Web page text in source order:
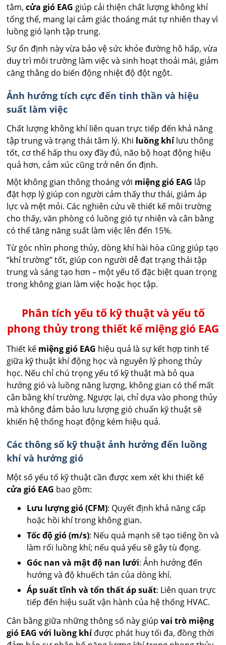
tâm,cửa gió EAG giúp cải thiện chất lượng không khí
tổng thể, mang lại cảm giác thoáng mát tự nhiên thay vì
luồng gió lạnh tập trung.
Sự ổn định này vừa bảo vệ sức khỏe đường hô hấp, vừa
duy trì môi trường làm việc và sinh hoạt thoải mái, giảm
căng thẳng do biến động nhiệt độ đột ngột.
Ảnh hưởng tích cực đến tinh thần và hiệu
suất làm việc
Chất lượng không khí liên quan trực tiếp đến khả năng
tập trung và trạng thái tâm lý. Khi luồng khílưu thông
tốt, cơ thể hấp thu oxy đầy đủ, não bộ hoạt động hiệu
quả hơn, cảm xúc cũng trở nên ổn định.
Một không gian thông thoáng với miệng gió EAG lắp
đặt hợp lý giúp con người cảm thấy thư thái, giảm áp
lực và mệt mỏi. Các nghiên cứu về thiết kế môi trường
cho thấy, văn phòng có luồng gió tự nhiên và cân bằng
có thể tăng năng suất làm việc lên đến 15%.
Từ góc nhìn phong thủy, dòng khí hài hòa cũng giúp tạo
“khí trường” tốt, giúp con người dễ đạt trạng thái tập
trung và sáng tạo hơn – một yếu tố đặc biệt quan trọng
trong không gian làm việc hoặc học tập.
Phân tích yếu tố kỹ thuật và yếu tố
phong thủy trong thiết kế miệng gió EAG
Thiết kế miệng gió EAG hiệu quả là sự kết hợp tinh tế
giữa kỹ thuật khí động học và nguyên lý phong thủy
học. Nếu chỉ chú trọng yếu tố kỹ thuật mà bỏ qua
hướng gió và luồng năng lượng, không gian có thể mất
cân bằng khí trường. Ngược lại, chỉ dựa vào phong thủy
mà không đảm bảo lưu lượng gió chuẩn kỹ thuật sẽ
khiến hệ thống hoạt động kém hiệu quả.
Các thông số kỹ thuật ảnh hưởng đến luồng
khí và hướng gió
Một số yếu tố kỹ thuật cần được xem xét khi thiết kế
cửa gió EAG bao gồm:
Lưu lượng gió (CFM): Quyết định khả năng cấp
hoặc hồi khí trong không gian.
Tốc độ gió (m/s): Nếu quá mạnh sẽ tạo tiếng ồn và
làm rối luồng khí; nếu quá yếu sẽ gây tù đọng.
Góc nan và mật độ nan lưới: Ảnh hưởng đến
hướng và độ khuếch tán của dòng khí.
Áp suất tĩnh và tổn thất áp suất: Liên quan trực
tiếp đến hiệu suất vận hành của hệ thống HVAC.
Cân bằng giữa những thông số này giúpvai trò miệng
gió EAG với luồng khíđược phát huy tối đa, đồng thời